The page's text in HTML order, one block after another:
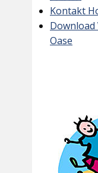
Kontakt
Oase